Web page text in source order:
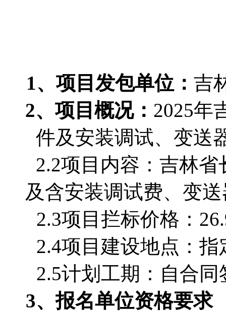
1、项目发包单位： 吉
2、项目概况： 2025年
件及安装调试、变送
2.2项目内容：吉林省
及含安装调试费、变
2.3项目拦标价格：
2.4项目建设地点：指
2.5计划工期：自合同
3、报名单位资格要求